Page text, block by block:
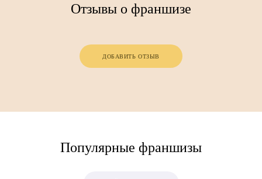
Отзывы о франшизе
ДОБАВИТЬ ОТЗЫВ
Популярные франшизы